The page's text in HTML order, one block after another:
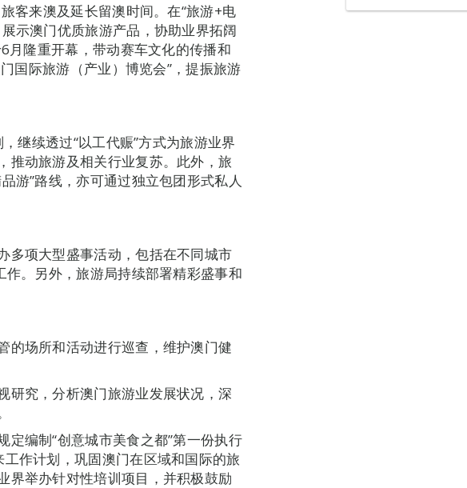
客来澳及延长留澳时间。在“旅游+电
示澳门优质旅游产品，协助业界拓阔
月隆重开幕，带动赛车文化的传播和
国际旅游（产业）博览会”，提振旅游
继续透过“以工代赈”方式为旅游业界
推动旅游及相关行业复苏。此外，旅
游”路线，亦可通过独立包团形式私人
多项大型盛事活动，包括在不同城市
作。另外，旅游局持续部署精彩盛事和
的场所和活动进行巡查，维护澳门健
研究，分析澳门旅游业发展状况，深
编制“创意城市美食之都”第一份执行
作计划，巩固澳门在区域和国际的旅
界举办针对性培训项目，并积极鼓励